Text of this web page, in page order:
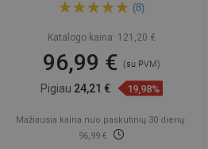
stalviršio 48 x 37 cm, juodas
(8)
Katalogo kaina: 121,20 €
96,99 € (su PVM)
Pigiau 24,21 € 19,98%
Mažiausia kaina nuo paskutinių 30 dienų:
96,99 €